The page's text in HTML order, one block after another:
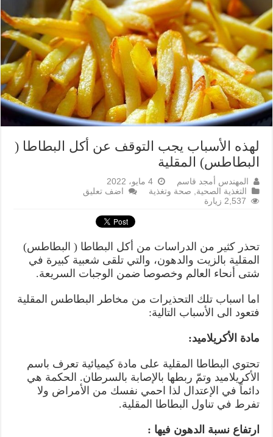
لهذه الأسباب يجب التوقف عن أكل البطاطا (
البطاطس) المقلية
المهندس أمجد قاسم
4 مايو، 2022
التغذية الصحية, صحة وتغذية
اضف تعليق
2,537 زيارة
تحذر كثير من الدراسات من أكل البطاطا ( البطاطس)
المقلية بالزيت والدهون، والتي تلقى شعبية كبيرة في
شتى أنحاء العالم وخصوصا ضمن الوجبات السريعة.
اما اسباب تلك التحذيرات من مخاطر البطاطس المقلية
فتعود الى الأسباب التالية:
مادة الأكريلاميد:
تحتوي البطاطا المقلية على مادة كيميائية تعرف باسم
الأكريلاميد وتمّ ربطها بالإصابة بالسرطان. الحكمة هي
دائماً في الإعتدال لذا احمي نفسك من الأمراض ولا
تفرط في تناول البطاطا المقلية.
ارتفاع نسبة الدهون فيها :